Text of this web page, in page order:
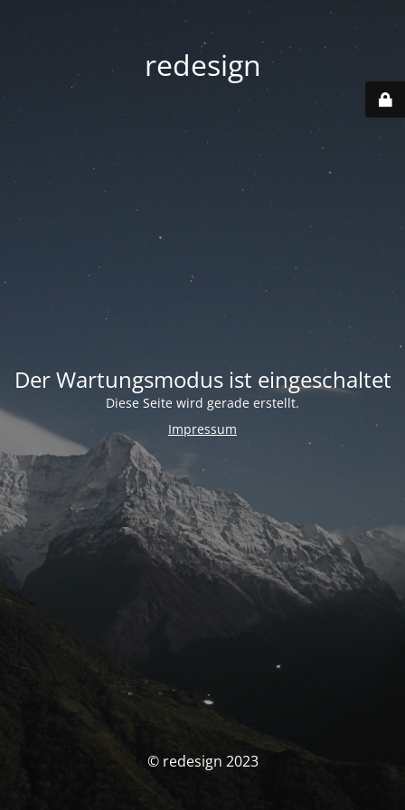
redesign
Der Wartungsmodus ist eingeschaltet
Diese Seite wird gerade erstellt.
Impressum
© redesign 2023